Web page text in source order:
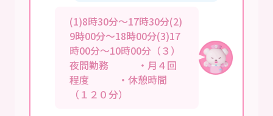
(1)8時30分～17時30分(2)
9時00分～18時00分(3)17
時00分～10時00分（３）
夜間勤務 ・月４回
程度 ・休憩時間
（１２０分）